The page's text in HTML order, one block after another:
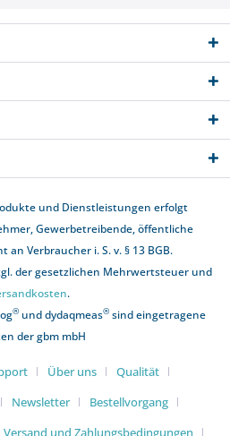
und Dienstleistungen erfolgt
Gewerbetreibende, öffentliche
Verbraucher i. S. v. § 13 BGB.
der gesetzlichen Mehrwertsteuer und
.
®und dydaqmeas®sind eingetragene
der gbm mbH
Über uns
Qualität
Newsletter
Bestellvorgang
Versand und Zahlungsbedingungen